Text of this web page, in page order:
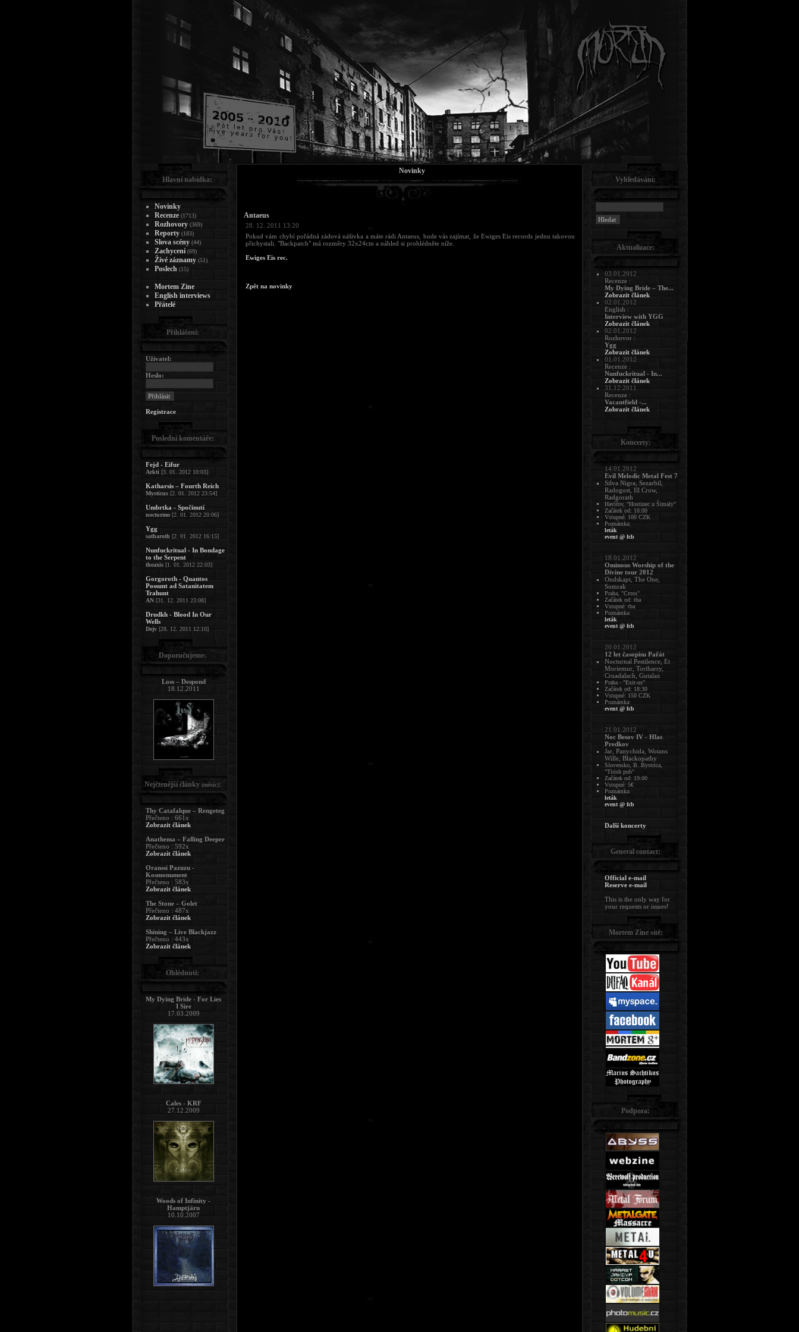
Novinky
Antaeus
28. 12. 2011 13:20
Pokud vám chybí pořádná zádová nášivka a máte rádi Antaeus, bude vás zajímat, že Ewiges Eis records jednu takovou
přichystali. "Backpatch" má rozměry 32x24cm a náhled si prohlédněte níže.
Ewiges Eis rec.
Zpět na novinky
Hlavní nabídka:
Novinky
Recenze (1713)
Rozhovory (369)
Reporty (183)
Slova scény (44)
Zachycení (69)
Živé záznamy (51)
Poslech (15)
Mortem Zine
English interviews
Přátelé
Přihlášení:
Uživatel:
Heslo:
Registrace
Poslední komentáře:
Fejd - Eifur
Arkti [3. 01. 2012 10:03]
Katharsis – Fourth Reich
Mysticus [2. 01. 2012 23:54]
Umbrtka - Spočinutí
nocturmo [2. 01. 2012 20:06]
Ygg
satharoth [2. 01. 2012 16:15]
Nunfuckritual - In Bondage
to the Serpent
theaxis [1. 01. 2012 22:03]
Gorgoroth - Quantos
Possunt ad Satanitatem
Trahunt
AN [31. 12. 2011 23:08]
Drudkh - Blood In Our
Wells
Dejv [28. 12. 2011 12:10]
Doporučujeme:
Loss – Despond
18.12.2011
Nejčtenější články (měsíc):
Thy Catafalque – Rengeteg
Přečteno : 661x
Zobrazit článek
Anathema – Falling Deeper
Přečteno : 592x
Zobrazit článek
Oranssi Pazuzu -
Kosmonument
Přečteno : 583x
Zobrazit článek
The Stone – Golet
Přečteno : 487x
Zobrazit článek
Shining – Live Blackjazz
Přečteno : 443x
Zobrazit článek
Ohlédnutí:
My Dying Bride - For Lies
I Sire
17.03.2009
Cales - KRF
27.12.2009
Woods of Infinity -
Hamptjärn
10.10.2007
Vyhledávání:
Aktualizace:
03.01.2012
Recenze :
My Dying Bride – The...
Zobrazit článek
02.01.2012
English :
Interview with YGG
Zobrazit článek
02.01.2012
Rozhovor :
Ygg
Zobrazit článek
01.01.2012
Recenze :
Nunfuckritual - In...
Zobrazit článek
31.12.2011
Recenze :
Vacantfield -...
Zobrazit článek
Koncerty:
14.01.2012
Evil Melodic Metal Fest 7
Silva Nigra, Sezarbil,
Radogost, Ill Crow,
Radgorath
Havířov, "Hostinec u Šimaly"
Začátek od: 18:00
Vstupné: 100 CZK
Poznámka:
leták
event @ fcb
18.01.2012
Ominous Worship of the
Divine tour 2012
Ondskapt, The One,
Somrak
Praha, "Cross"
Začátek od: tba
Vstupné: tba
Poznámka:
leták
event @ fcb
20.01.2012
12 let časopisu Pařát
Nocturnal Pestilence, Et
Moriemur, Tortharry,
Cruadalach, Gutalax
Praha - "Exit-us"
Začátek od: 18:30
Vstupné: 150 CZK
Poznámka:
event @ fcb
21.01.2012
Noc Besov IV - Hlas
Predkov
Jar, Panychida, Wotans
Wille, Blackopathy
Slovensko, B. Bystrica,
"Tirish pub"
Začátek od: 19:00
Vstupné: 5€
Poznámka:
leták
event @ fcb
Další koncerty
General contact:
Official e-mail
Reserve e-mail
This is the only way for
your requests or issues!
Mortem Zine sítě:
Podpora: